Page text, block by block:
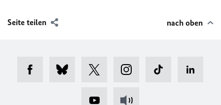
Seite teilen nach oben